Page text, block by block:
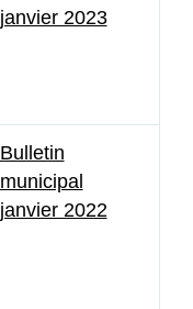
janvier 2023
Bulletin
municipal
janvier 2022